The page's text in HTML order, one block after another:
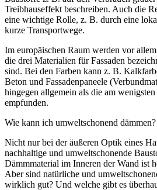
Treibhauseffekt beschreiben. Auch die
eine wichtige Rolle, z. B. durch eine
kurze Transportwege.
Im europäischen Raum werden vor
die drei Materialien für Fassaden
sind. Bei den Farben kann z. B.
Beton und Fassadenpaneele
hingegen allgemein als die am
empfunden.
Wie kann ich umweltschonend dämmen?
Nicht nur bei der äußeren Optik eines
nachhaltige und umweltschonende
Dämmmaterial im Inneren der Wand ist
Aber sind natürliche und
wirklich gut? Und welche gibt es